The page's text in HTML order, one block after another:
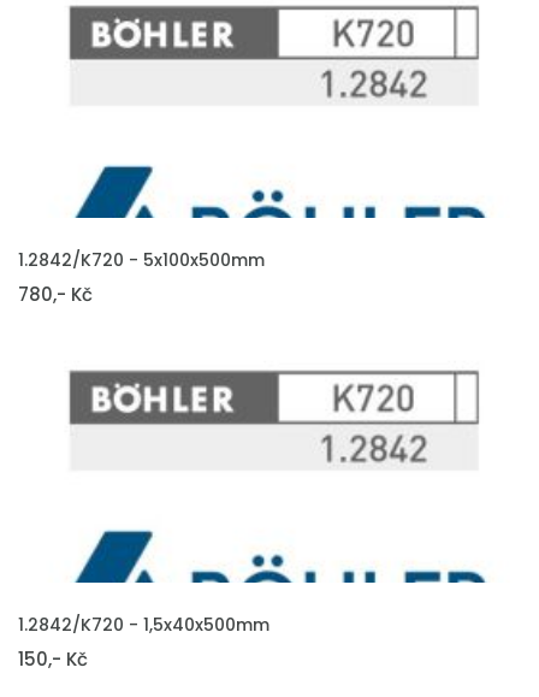
VLOŽIT DO KOŠÍKU
1.2842/K720 - 5x100x500mm
780,- Kč
VLOŽIT DO KOŠÍKU
1.2842/K720 - 1,5x40x500mm
150,- Kč